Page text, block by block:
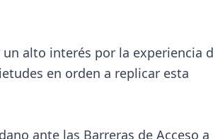
alto interés por la experiencia
en orden a replicar esta
ante las Barreras de Acceso a